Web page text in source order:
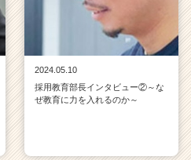
2024.05.10
採用教育部長インタビュー②～な
ぜ教育に力を入れるのか～